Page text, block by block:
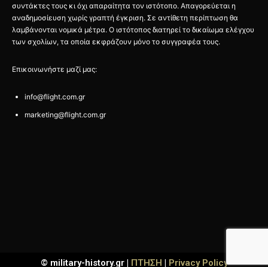
συντάκτες τους κι όχι απαραίτητα τον ιστότοπο. Απαγορεύεται η
αναδημοσίευση χωρίς γραπτή έγκριση. Σε αντίθετη περίπτωση θα
λαμβάνονται νομικά μέτρα. Ο ιστότοπος διατηρεί το δικαίωμα ελέγχου
των σχολίων, τα οποία εκφράζουν μόνο το συγγραφέα τους.
Επικοινωνήστε μαζί μας:
info@flight.com.gr
marketing@flight.com.gr
© military-history.gr | ΠΤΗΣΗ | Privacy Policy